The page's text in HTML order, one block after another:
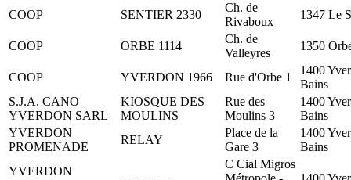
COOP SENTIER 2330
Ch. de
Rivaboux
1347 Le
COOP ORBE 1114
Ch. de
Valleyres
1350
COOP YVERDON 1966 Rue d'Orbe 1
1400
Bains
S.J.A. CANO
YVERDON SARL
KIOSQUE DES
MOULINS
Rue des
Moulins 3
1400
Bains
YVERDON
PROMENADE
RELAY
Place de la
Gare 3
1400
Bains
YVERDON
C Cial Migros